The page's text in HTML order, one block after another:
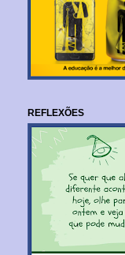
REFLEXÕES